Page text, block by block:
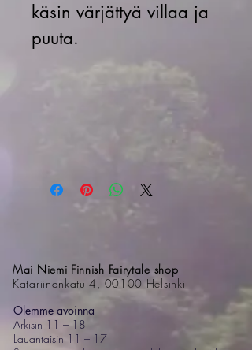
käsin värjättyä villaa ja
puuta.
Mai Niemi Finnish Fairytale shop
Katariinankatu 4, 00100 Helsinki
Olemme avoinna
Arkisin 11 – 18
Lauantaisin 11 – 17